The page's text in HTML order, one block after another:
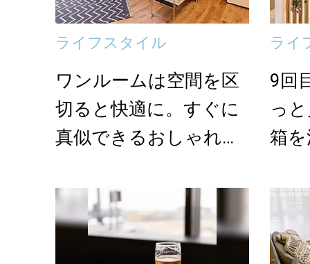
ライフスタイル
ワンルームは空間を区
切ると快適に。すぐに
真似できるおしゃれな
ライ
9回
っ
箱